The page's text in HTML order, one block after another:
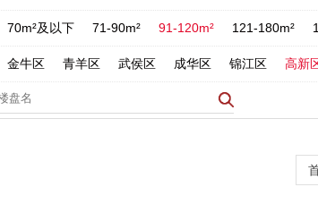
70m²及以下 71-90m² 91-120m² 121-180m²
金牛区 青羊区 武侯区 成华区 锦江区 高新